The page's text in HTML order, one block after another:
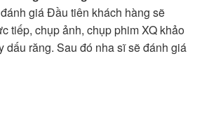
giáĐầu tiên khách hàng sẽ
tiếp, chụp ảnh, chụp phim XQ khảo
dấu răng. Sau đó nha sĩ sẽ đánh giá